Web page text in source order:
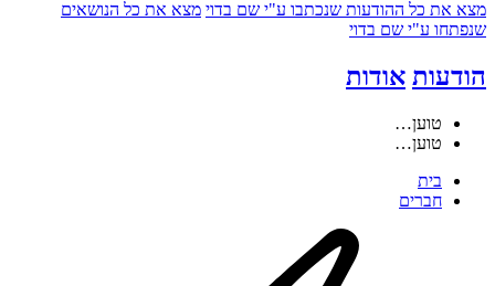
מצא את כל ההודעות שנכתבו ע"י שם בדוי מצא את כל הנושאים
שנפתחו ע"י שם בדוי
הודעות אודות
טוען…
טוען…
בית
חברים